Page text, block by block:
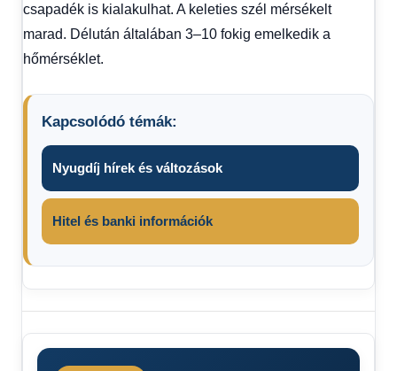
csapadék is kialakulhat. A keleties szél mérsékelt
marad. Délután általában 3–10 fokig emelkedik a
hőmérséklet.
Kapcsolódó témák:
Nyugdíj hírek és változások
Hitel és banki információk
időjárás
időjárás